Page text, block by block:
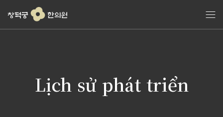
Lịch sử phát triển